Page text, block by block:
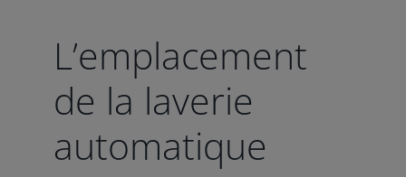
L’emplacement
de la laverie
automatique